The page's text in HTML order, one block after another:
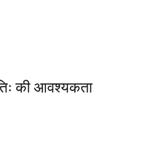
की आवश्यकता